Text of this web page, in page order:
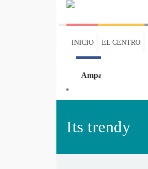
INICIO EL CENTRO
Ampa
Its trendy